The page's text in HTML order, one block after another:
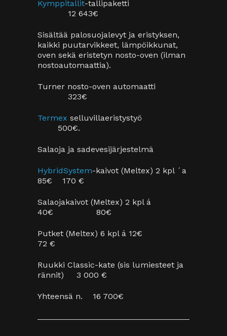
SHARE PRINT PAGE
Post A Comment